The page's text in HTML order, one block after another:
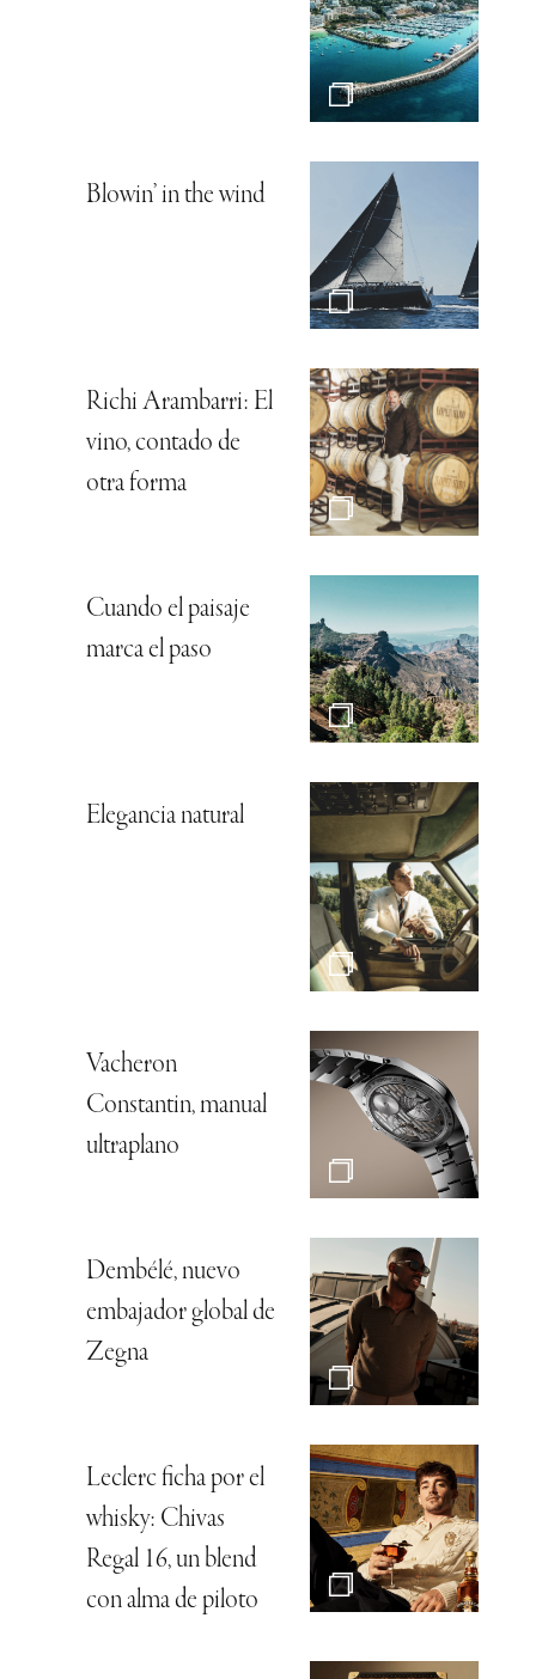
Blowin’ in the wind
Richi Arambarri: El
vino, contado de
otra forma
Cuando el paisaje
marca el paso
Elegancia natural
Vacheron
Constantin, manual
ultraplano
Dembélé, nuevo
embajador global de
Zegna
Leclerc ficha por el
whisky: Chivas
Regal 16, un blend
con alma de piloto